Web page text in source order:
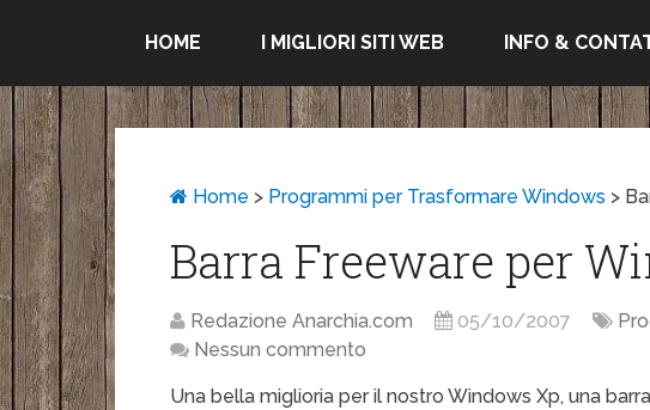
HOME I MIGLIORI SITI WEB INFO &
Home > Programmi per Trasformare Windows >
Barra Freeware per
Redazione Anarchia.com 05/10/2007
Nessun commento
Una bella miglioria per il nostro Windows Xp, una